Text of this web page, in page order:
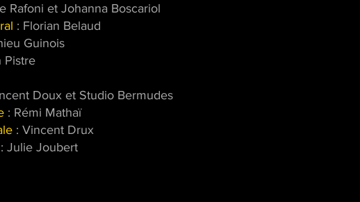
Rafoni et Johanna Boscariol
: Florian Belaud
Guinois
Pistre
Doux et Studio Bermudes
: Rémi Mathaï
: Vincent Drux
: Julie Joubert